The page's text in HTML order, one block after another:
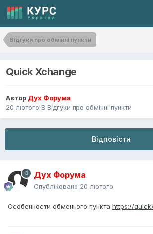
Відгуки про обмінні пункти
Quick Xchange
Автор Дух Форума
20 лютого В Відгуки про обмінні пункти
Відповісти
Дух Форума
Опубліковано 20 лютого
Особенности обменного пункта https://